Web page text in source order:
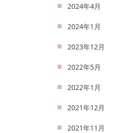
2024年4月
2024年1月
2023年12月
2022年5月
2022年1月
2021年12月
2021年11月